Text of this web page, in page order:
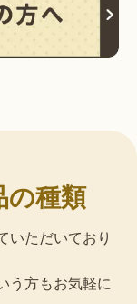
の種類
いただいており
う方もお気軽に